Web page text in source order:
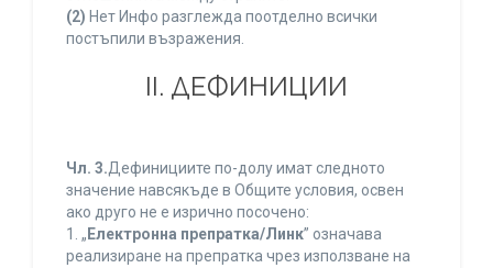
(2) Нет Инфо разглежда поотделно всички
постъпили възражения.
ІІ. ДЕФИНИЦИИ
Чл. 3.Дефинициите по-долу имат следното
значение навсякъде в Общите условия, освен
ако друго не е изрично посочено:
1. „ Електронна препратка/Линк” означава
реализиране на препратка чрез използване на